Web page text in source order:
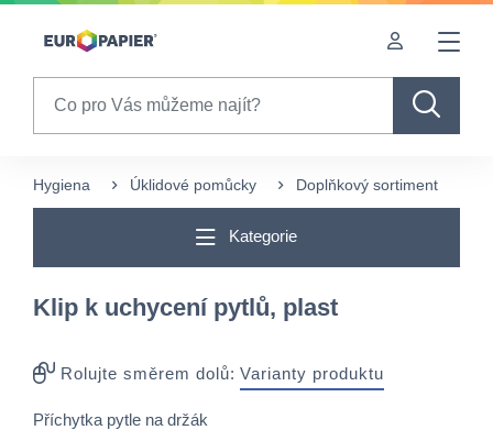
Table Of Content
Hygiena Úklidové pomůcky Doplňkový sortiment
Kategorie
Klip k uchycení pytlů, plast
Rolujte směrem dolů: Varianty produktu
Příchytka pytle na držák